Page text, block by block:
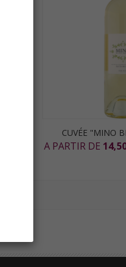
CUVÉE "MINO
A PARTIR DE